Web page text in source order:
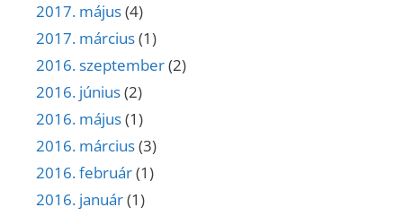
2017. május(4)
2017. március(1)
2016. szeptember(2)
2016. június(2)
2016. május(1)
2016. március(3)
2016. február(1)
2016. január(1)